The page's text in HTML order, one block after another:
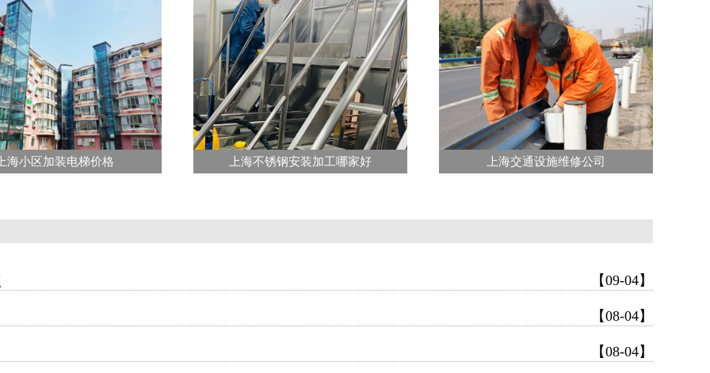
海小区加装电梯价格 上海不锈钢安装加工哪家好 上海交通设施维修公司
【09-04】
【08-04】
【08-04】